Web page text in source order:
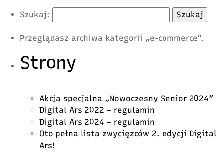
Szukaj:
Przeglądasz archiwa kategorii „e-commerce”.
Strony
Akcja specjalna „Nowoczesny Senior 2024”
Digital Ars 2022 – regulamin
Digital Ars 2024 – regulamin
Oto pełna lista zwycięzców 2. edycji Digital
Ars!